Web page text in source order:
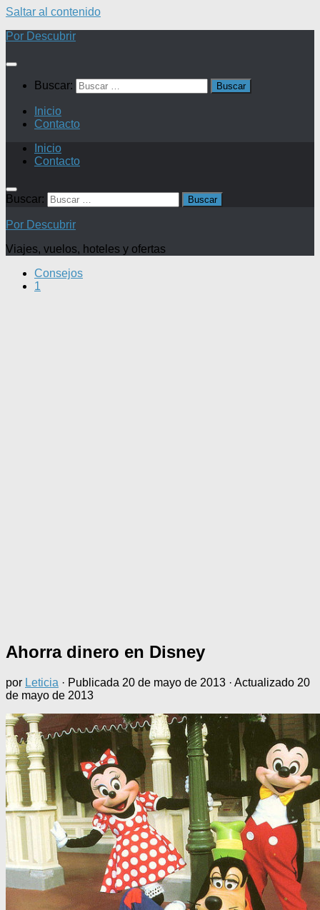
Saltar al contenido
Por Descubrir
Buscar:
Inicio
Contacto
Inicio
Contacto
Buscar:
Por Descubrir
Viajes, vuelos, hoteles y ofertas
Consejos
1
Ahorra dinero en Disney
por Leticia · Publicada 20 de mayo de 2013 · Actualizado 20
de mayo de 2013